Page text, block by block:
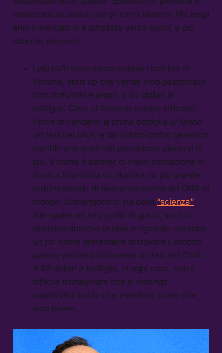
analizzano la saliva che gli torna indietro. Ma negli
anni il mercato si è ampliato verso nuovi, e più
strambi, orizzonti.
I più buffi sono senza dubbio i bomber di
Vinome, start up che vende vino pasticciato
con profumini e aromi, a 65 dollari la
bottiglia. Cosa ci fanno in questo articolo?
Prima di vendervi la prima bottiglia vi fanno
un test del DNA, e dal vostro profilo genetico
identificano quali vini potrebbero piacervi di
più. Vinome è partner di Helix, fondazione di
ricerca finanziata da Illumina, la più grande
multinazionale di sequenziamento del DNA al
mondo. Sostengono ci sia della “scienza”
alle spalle dei loro profili di gusto, ma noi
abbiamo qualche dubbio a riguardo: sarebbe
un po’ come pretendere di trovare il proprio
partner perfetto attraverso un test del DNA.
A 65 dollari a bottiglia, in ogni caso, non è
difficile immaginare che si rimanga
soddisfatti: basta che mandino, come dire,
vino buono.